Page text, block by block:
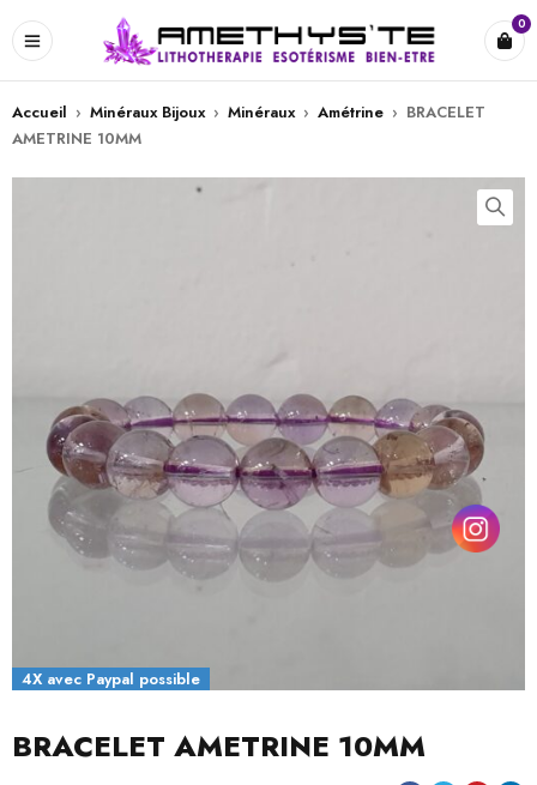
0
Accueil › Minéraux Bijoux › Minéraux › Amétrine › BRACELET
AMETRINE 10MM
4X avec Paypal possible
BRACELET AMETRINE 10MM